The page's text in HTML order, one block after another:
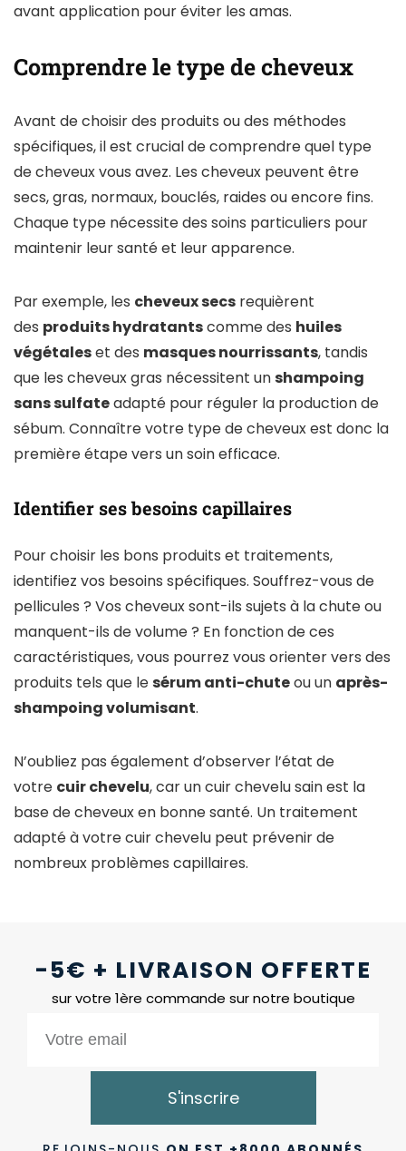
avant application pour éviter les amas.
Comprendre le type de cheveux
Avant de choisir des produits ou des méthodes
spécifiques, il est crucial de comprendre quel type
de cheveux vous avez. Les cheveux peuvent être
secs, gras, normaux, bouclés, raides ou encore fins.
Chaque type nécessite des soins particuliers pour
maintenir leur santé et leur apparence.
Par exemple, les cheveux secs requièrent
des produits hydratantscomme des huiles
végétaleset des masques nourrissants, tandis
que les cheveux gras nécessitent unshampoing
sans sulfateadapté pour réguler la production de
sébum. Connaître votre type de cheveux est donc la
première étape vers un soin efficace.
Identifier ses besoins capillaires
Pour choisir les bons produits et traitements,
identifiez vos besoins spécifiques. Souffrez-vous de
pellicules ? Vos cheveux sont-ils sujets à la chute ou
manquent-ils de volume ? En fonction de ces
caractéristiques, vous pourrez vous orienter vers des
produits tels que lesérum anti-chuteou un après-
shampoing volumisant.
N’oubliez pas également d’observer l’état de
votre cuir chevelu, car un cuir chevelu sain est la
base de cheveux en bonne santé. Un traitement
adapté à votre cuir chevelu peut prévenir de
nombreux problèmes capillaires.
-5€ + LIVRAISON OFFERTE
sur votre 1ère commande sur notre boutique
S'inscrire